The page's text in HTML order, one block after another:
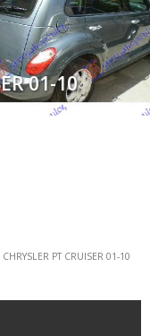
01-10
CHRYSLER PT CRUISER 01-10